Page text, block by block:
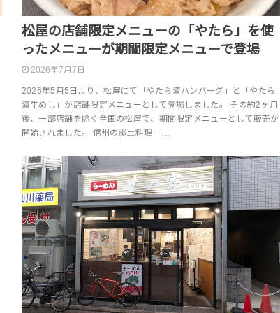
松屋の店舗限定メニューの「やたら」を使
ったメニューが期間限定メニューで登場
2026年7月7日
2026年5月5日より、松屋にて「やたら漬ハンバーグ」と「やたら
漬牛めし」が店舗限定メニューとして登場しました。 その約2ヶ月
後、一部店舗を除く全国の松屋で、期間限定メニューとして販売が
開始されました。 信州の郷土料理「…